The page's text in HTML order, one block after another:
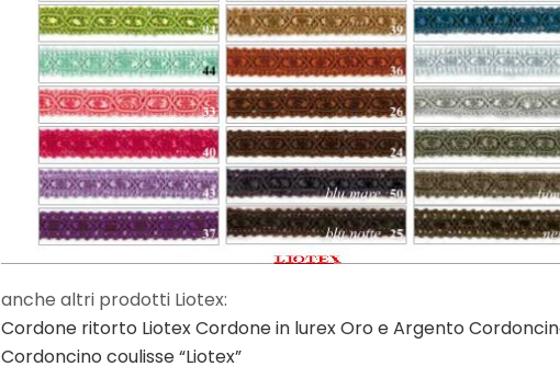
anche altri prodotti Liotex:
Cordone ritorto LiotexCordone in lurex Oro e Argento
Cordoncino coulisse “Liotex”